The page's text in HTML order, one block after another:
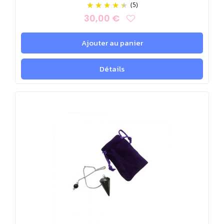
Les fullerènes sont capables d'éliminer des agents pathogènes
nuisibles. Ils agissent en endommageant les parois cellulaires
des bactéries et des virus. De plus, lorsqu'ils entrent en contact
avec les microbes, ceux-ci perdent des électrons et périssent.
substances organiques comme les pesticides. Le carbone
contenu dans la shungite peut aussi supprimer les composés
radioactifs présents dans l'eau.
La shungite atténue le stress oxydatif grâce à ses propriétés
(5)
30,00 €
Ajouter au panier
Détails